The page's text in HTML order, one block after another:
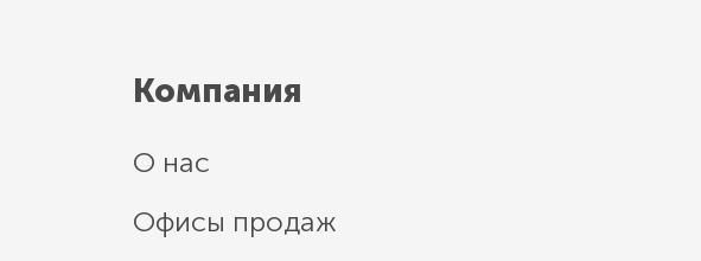
Компания
О нас
Офисы продаж